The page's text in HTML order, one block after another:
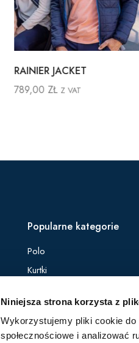
Niniejsza strona korzysta z
Wykorzystujemy pliki cookie
społecznościowe i analizować
RAINIER JACKET
789,00 ZŁ Z VAT
Popularne kategorie
Polo
Kurtki
Softshelle
Bezrękawniki